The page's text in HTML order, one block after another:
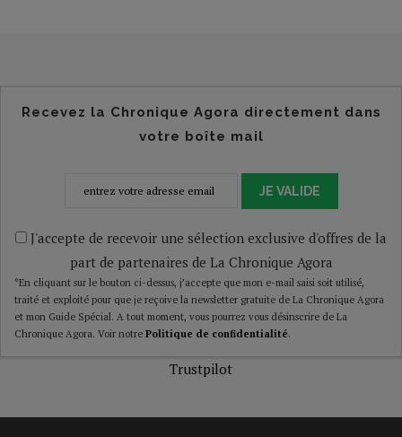
Recevez la Chronique Agora directement dans
votre boîte mail
JE VALIDE
J'accepte de recevoir une sélection exclusive d'offres de la
part de partenaires de La Chronique Agora
*En cliquant sur le bouton ci-dessus, j’accepte que mon e-mail saisi soit utilisé,
traité et exploité pour que je reçoive la newsletter gratuite de La Chronique Agora
et mon Guide Spécial. A tout moment, vous pourrez vous désinscrire de La
Chronique Agora. Voir notre Politique de confidentialité.
Trustpilot